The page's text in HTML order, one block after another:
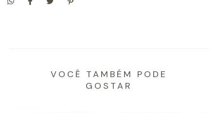
VOCÊ TAMBÉM PODE
GOSTAR